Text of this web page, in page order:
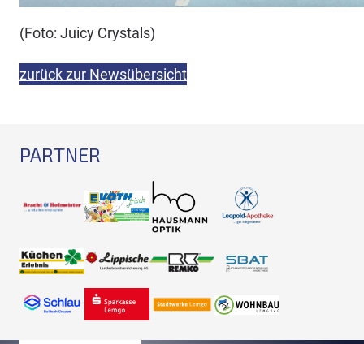
(Foto: Juicy Crystals)
zurück zur Newsübersicht
PARTNER